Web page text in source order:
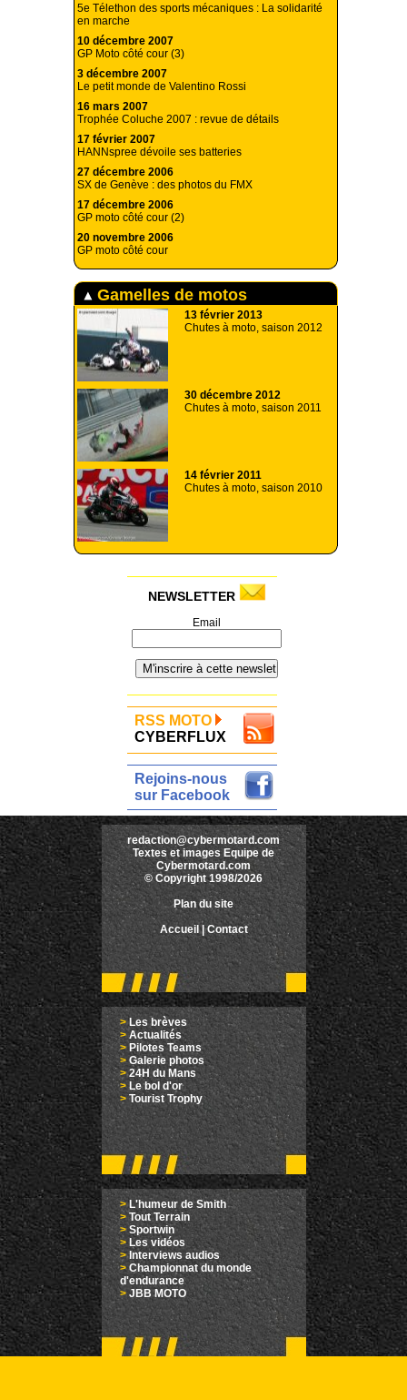
5e Télethon des sports mécaniques : La solidarité
en marche
10 décembre 2007
GP Moto côté cour (3)
3 décembre 2007
Le petit monde de Valentino Rossi
16 mars 2007
Trophée Coluche 2007 : revue de détails
17 février 2007
HANNspree dévoile ses batteries
27 décembre 2006
SX de Genève : des photos du FMX
17 décembre 2006
GP moto côté cour (2)
20 novembre 2006
GP moto côté cour
Gamelles de motos
13 février 2013
Chutes à moto, saison 2012
30 décembre 2012
Chutes à moto, saison 2011
14 février 2011
Chutes à moto, saison 2010
NEWSLETTER
Email
RSS MOTO
CYBERFLUX
Rejoins-nous
sur Facebook
redaction@cybermotard.com
Textes et images Equipe de
Cybermotard.com
© Copyright 1998/2026
Plan du site
Accueil |Contact
>Les brèves
> Actualités
> Pilotes Teams
>Galerie photos
>24H du Mans
>Le bol d'or
> Tourist Trophy
>L'humeur de Smith
> Tout Terrain
> Sportwin
> Les vidéos
> Interviews audios
>Championnat du monde
d'endurance
> JBB MOTO